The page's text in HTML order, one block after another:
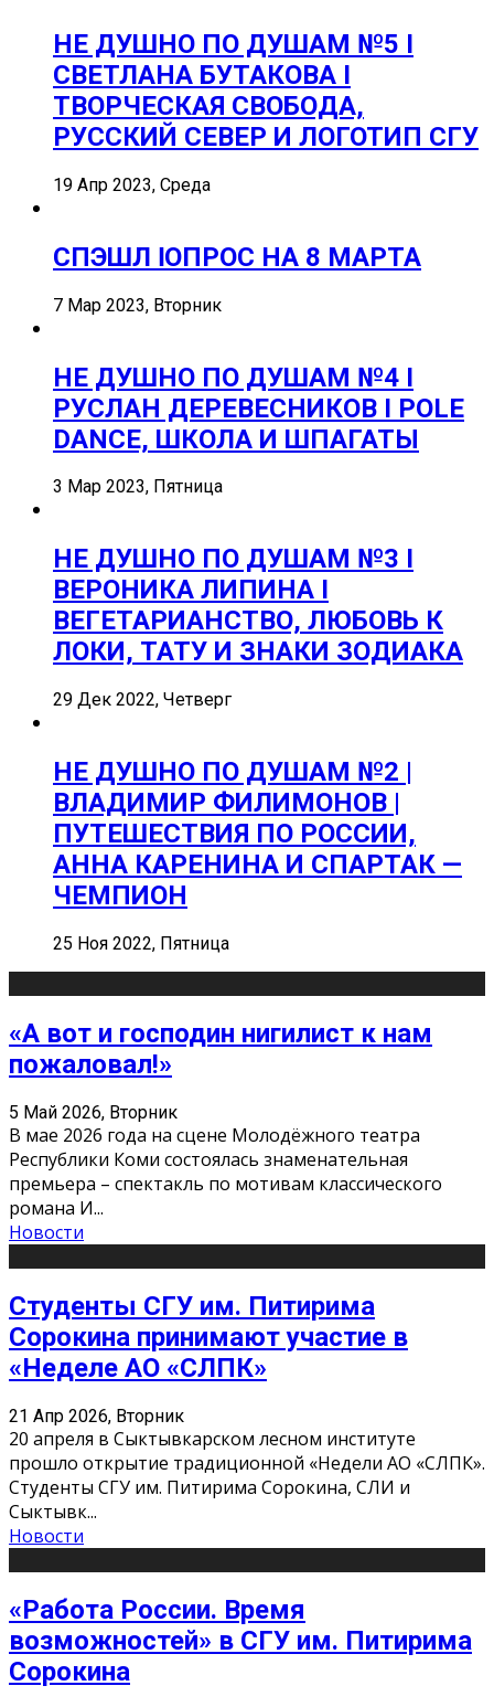
НЕ ДУШНО ПО ДУШАМ №5 I
СВЕТЛАНА БУТАКОВА I
ТВОРЧЕСКАЯ СВОБОДА,
РУССКИЙ СЕВЕР И ЛОГОТИП СГУ
19 Апр 2023, Среда
СПЭШЛ ӏ ОПРОС НА 8 МАРТА
7 Мар 2023, Вторник
НЕ ДУШНО ПО ДУШАМ №4 I
РУСЛАН ДЕРЕВЕСНИКОВ I POLE
DANCE, ШКОЛА И ШПАГАТЫ
3 Мар 2023, Пятница
НЕ ДУШНО ПО ДУШАМ №3 I
ВЕРОНИКА ЛИПИНА I
ВЕГЕТАРИАНСТВО, ЛЮБОВЬ К
ЛОКИ, ТАТУ И ЗНАКИ ЗОДИАКА
29 Дек 2022, Четверг
НЕ ДУШНО ПО ДУШАМ №2 |
ВЛАДИМИР ФИЛИМОНОВ |
ПУТЕШЕСТВИЯ ПО РОССИИ,
АННА КАРЕНИНА И СПАРТАК —
ЧЕМПИОН
25 Ноя 2022, Пятница
«А вот и господин нигилист к нам
пожаловал!»
5 Май 2026, Вторник
В мае 2026 года на сцене Молодёжного театра
Республики Коми состоялась знаменательная
премьера – спектакль по мотивам классического
романа И...
Новости
Студенты СГУ им. Питирима
Сорокина принимают участие в
«Неделе АО «СЛПК»
21 Апр 2026, Вторник
20 апреля в Сыктывкарском лесном институте
прошло открытие традиционной «Недели АО «СЛПК».
Студенты СГУ им. Питирима Сорокина, СЛИ и
Сыктывк...
Новости
«Работа России. Время
возможностей» в СГУ им. Питирима
Сорокина